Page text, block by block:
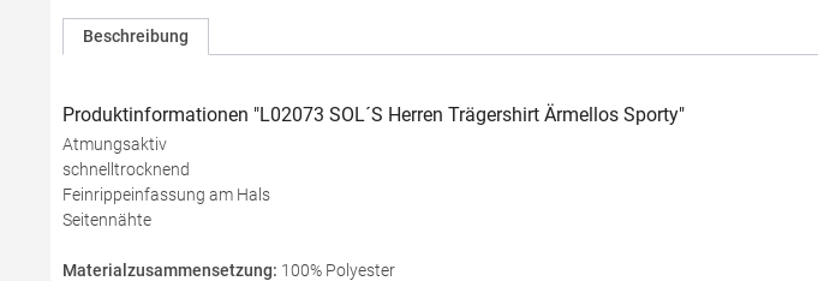
Beschreibung
Produktinformationen "L02073 SOL´S Herren Trägershirt Ärmellos Sporty"
Atmungsaktiv
schnelltrocknend
Feinrippeinfassung am Hals
Seitennähte
Materialzusammensetzung: 100% Polyester